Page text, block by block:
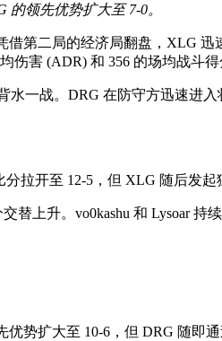
的领先优势扩大至 7-0。
第二局的经济局翻盘，XLG 迅
伤害 (ADR) 和 356 的场均战斗得
水一战。DRG 在防守方迅速进
拉开至 12-5，但 XLG 随后发
替上升。vo0kashu 和 Lysoar 持
势扩大至 10-6，但 DRG 随即